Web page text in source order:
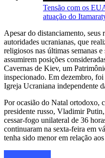
Tensão com os
atuação do
Apesar do distanciamento, seus
autoridades ucranianas, que
religiosos nas últimas semanas
assumirem posições
Cavernas de Kiev, um
inspecionado. Em dezembro,
Igreja Ucraniana independente
Por ocasião do Natal ortodoxo,
presidente russo, Vladimir
cessar-fogo unilateral de 36
continuaram na sexta-feira em
tenha sido menor em relação